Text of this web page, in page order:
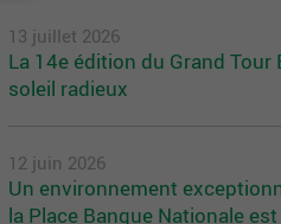
13 juillet 2026
La 14e édition du Grand Tour
soleil radieux
12 juin 2026
Un environnement
la Place Banque Nationale